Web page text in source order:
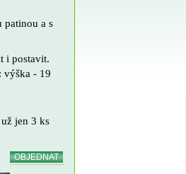
patinou a s
i postavit.
výška - 19
už jen 3 ks
OBJEDNAT